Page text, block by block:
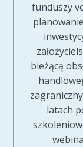
funduszy
bieżącą
latach